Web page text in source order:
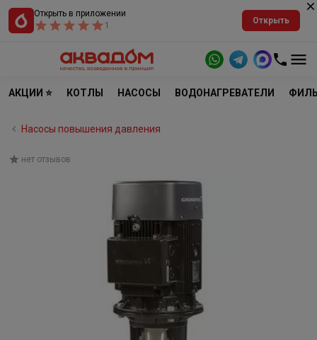
Открыть в приложении
1
Открыть
АКЦИИ ⭐ КОТЛЫ НАСОСЫ ВОДОНАГРЕВАТЕЛИ
Насосы повышения давления
нет отзывов